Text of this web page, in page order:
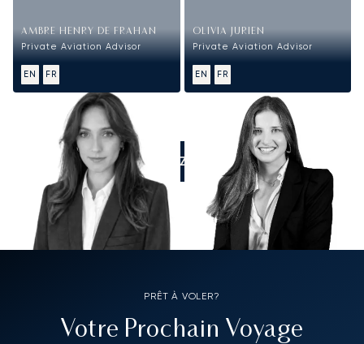
AMBRE HENRY DE FRAHAN
Private Aviation Advisor
EN FR
OLIVIA JURIEN
Private Aviation Advisor
EN FR
APPELEZ-NOUS
PRÊT À VOLER?
Votre Prochain Voyage